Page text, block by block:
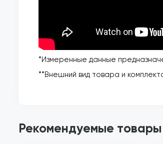
*Измеренные данные
**Внешний вид товара и
Рекомендуемые товары